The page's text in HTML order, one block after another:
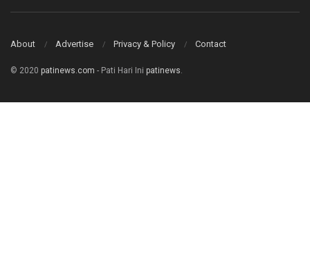
About Advertise Privacy & Policy Contact
© 2020 patinews.com - Pati Hari Ini patinews